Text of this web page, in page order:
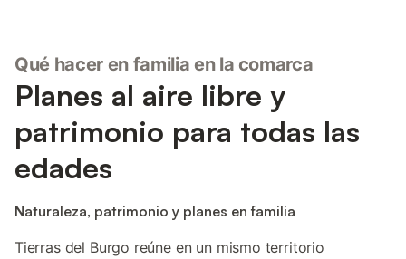
Qué hacer en familia en la comarca
Planes al aire libre y
patrimonio para todas las
edades
Naturaleza, patrimonio y planes en familia
Tierras del Burgo reúne en un mismo territorio